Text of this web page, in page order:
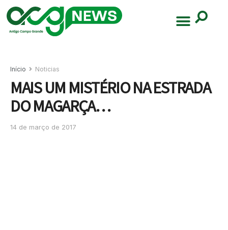
Início Noticias
MAIS UM MISTÉRIO NA ESTRADA
DO MAGARÇA…
14 de março de 2017